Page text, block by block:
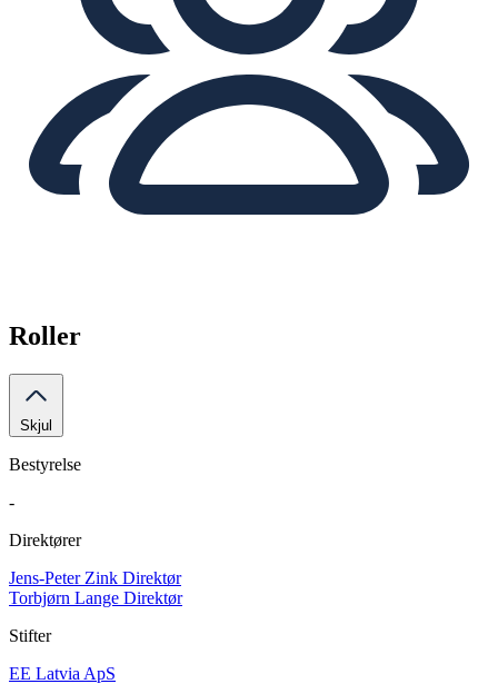
Roller
Skjul
Bestyrelse
-
Direktører
Jens-Peter Zink Direktør
Torbjørn Lange Direktør
Stifter
EE Latvia ApS